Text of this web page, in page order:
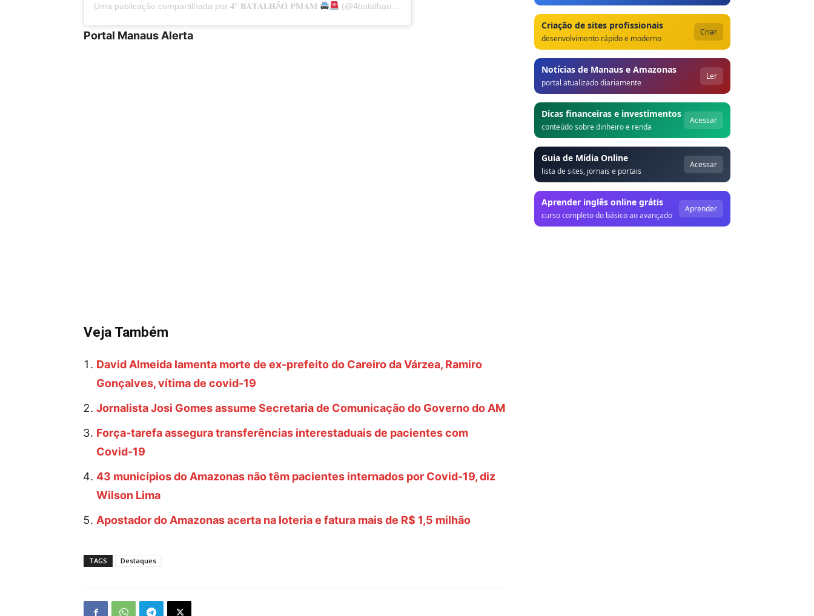
Uma publicação compartilhada por 𝟒° 𝐁𝐀𝐓𝐀𝐋𝐇Ã𝐎 𝐏𝐌𝐀𝐌 (@4batalhaohumaitaam)
Portal Manaus Alerta
Veja Também
David Almeida lamenta morte de ex-prefeito do Careiro da Várzea, Ramiro
Gonçalves, vítima de covid-19
Jornalista Josi Gomes assume Secretaria de Comunicação do Governo do AM
Força-tarefa assegura transferências interestaduais de pacientes com
Covid-19
43 municípios do Amazonas não têm pacientes internados por Covid-19, diz
Wilson Lima
Apostador do Amazonas acerta na loteria e fatura mais de R$ 1,5 milhão
TAGS Destaques
Criação de sites profissionais
desenvolvimento rápido e moderno
Criar
Notícias de Manaus e Amazonas
portal atualizado diariamente
Ler
Dicas financeiras e investimentos
conteúdo sobre dinheiro e renda
Acessar
Guia de Mídia Online
lista de sites, jornais e portais
Acessar
Aprender inglês online grátis
curso completo do básico ao avançado
Aprender